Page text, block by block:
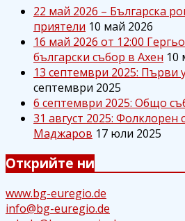
22 май 2026 – Българска
приятели 10 май 2026
16 май 2026 от 12:00
български събор в Ахен 10
13 септември 2025: Първи
септември 2025
6 септември 2025: Общо
31 август 2025:
Маджаров 17 юли 2025
Открийте ни
www.bg-euregio.de
info@bg-euregio.de